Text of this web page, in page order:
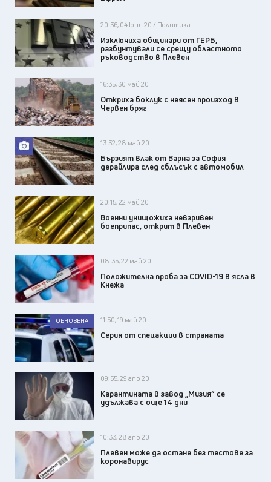
20:36, 04 юни 20 / Политика
Изключиха общинари от ГЕРБ,
разбунтували се срещу областното
ръководство в Плевен
16:35, 30 май 20
Откриха боклук с неясен произход в
Червен бряг
13:32, 28 май 20
Бързият влак от Варна за София
дерайлира след сблъсък с автомобил
20:15, 22 май 20
Военни унищожиха невзривен
боеприпас, открит в Плевен
08:35, 22 май 20
Положителна проба за COVID-19 в ясла в
Кнежа
ОБНОВЕНА 11:50, 19 май 20
Серия от спецакции в страната
09:55, 29 апр 20
Карантината в завод „Мизия“ се
удължава с още 14 дни
10:33, 28 апр 20
Плевен може да остане без тестове за
коронавирус